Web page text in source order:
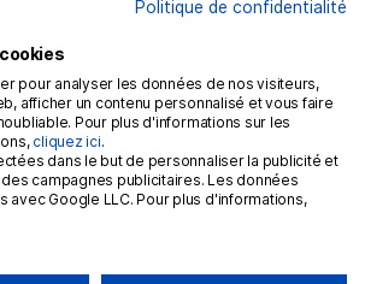
générales d'utilisation
Mention légales
de confidentialité
Politique de cookies
RGPD
Politique de confidentialité
pour analyser les données de nos visiteurs,
afficher un contenu personnalisé et vous faire
Pour plus d'informations sur les
cliquez ici.
dans le but de personnaliser la publicité et
campagnes publicitaires. Les données
avec Google LLC. Pour plus d'informations,